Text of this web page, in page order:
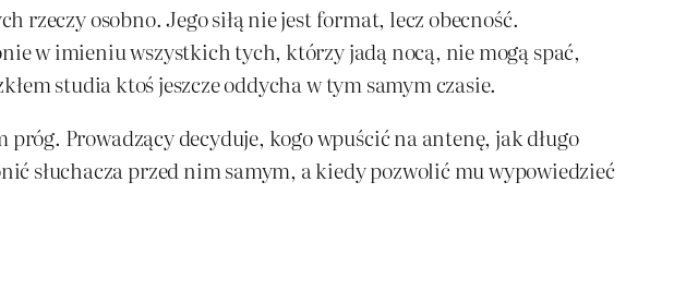
rzeczy osobno. Jego siłą nie jest format, lecz obecność.
w imieniu wszystkich tych, którzy jadą nocą, nie mogą spać,
studia ktoś jeszcze oddycha w tym samym czasie.
Prowadzący decyduje, kogo wpuścić na antenę, jak długo
słuchacza przed nim samym, a kiedy pozwolić mu wypowiedzieć